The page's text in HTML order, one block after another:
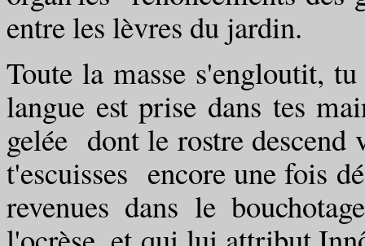
entre les lèvres du jardin.
Toute la masse s'engloutit,
langue est prise dans tes
gelée dont le rostre descend
t'escuisses encore une fois
revenues dans le